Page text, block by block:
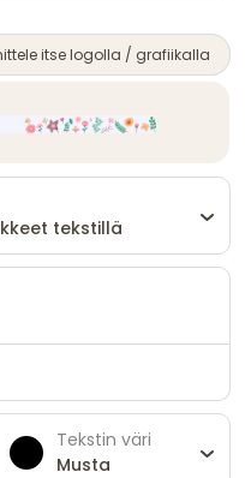
itse logolla / grafiikalla
tekstillä
Tekstin väri
Musta